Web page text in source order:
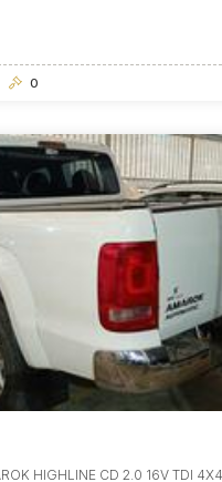
0
HIGHLINE CD 2.0 16V TDI